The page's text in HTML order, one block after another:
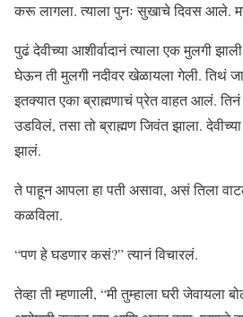
करू लागला. त्याला पुनः सुखाचे दिवस आले.
पुढं देवीच्या आशीर्वादानं त्याला एक मुलगी
घेऊन ती मुलगी नदीवर खेळायला गेली. तिथं
इतक्यात एका ब्राह्मणाचं प्रेत वाहत आलं. तिनं
उडविलं, तसा तो ब्राह्मण जिवंत झाला.
झालं.
ते पाहून आपला हा पती असावा, असं तिला
कळविला.
“पण हे घडणार कसं?” त्यानं विचारलं.
तेव्हा ती म्हणाली, “मी तुम्हाला घरी जेवायला